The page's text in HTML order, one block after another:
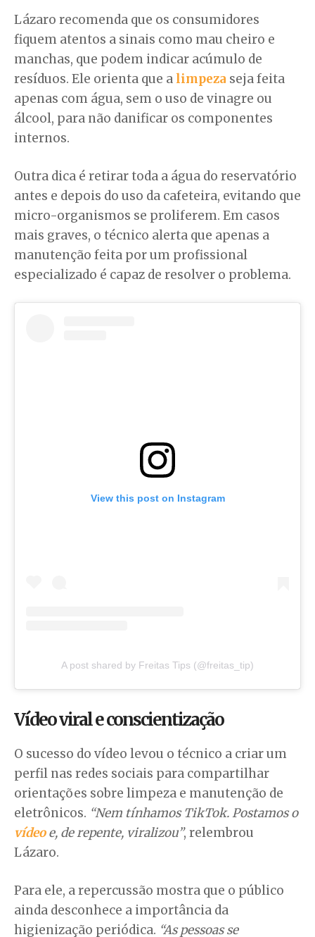
Lázaro recomenda que os consumidores
fiquem atentos a sinais como mau cheiro e
manchas, que podem indicar acúmulo de
resíduos. Ele orienta que a limpeza seja feita
apenas com água, sem o uso de vinagre ou
álcool, para não danificar os componentes
internos.
Outra dica é retirar toda a água do reservatório
antes e depois do uso da cafeteira, evitando que
micro-organismos se proliferem. Em casos
mais graves, o técnico alerta que apenas a
manutenção feita por um profissional
especializado é capaz de resolver o problema.
View this post on Instagram
A post shared by Freitas Tips (@freitas_tip)
Vídeo viral e conscientização
O sucesso do vídeo levou o técnico a criar um
perfil nas redes sociais para compartilhar
orientações sobre limpeza e manutenção de
eletrônicos. “Nem tínhamos TikTok. Postamos o
vídeoe, de repente, viralizou”, relembrou
Lázaro.
Para ele, a repercussão mostra que o público
ainda desconhece a importância da
higienização periódica. “As pessoas se